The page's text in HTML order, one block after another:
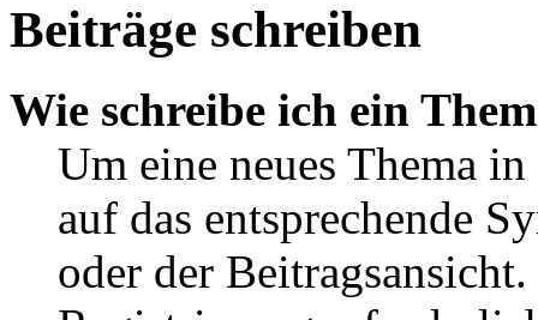
Beiträge schreiben
Wie schreibe ich ein
Um eine neues Thema
auf das entsprechende
oder der